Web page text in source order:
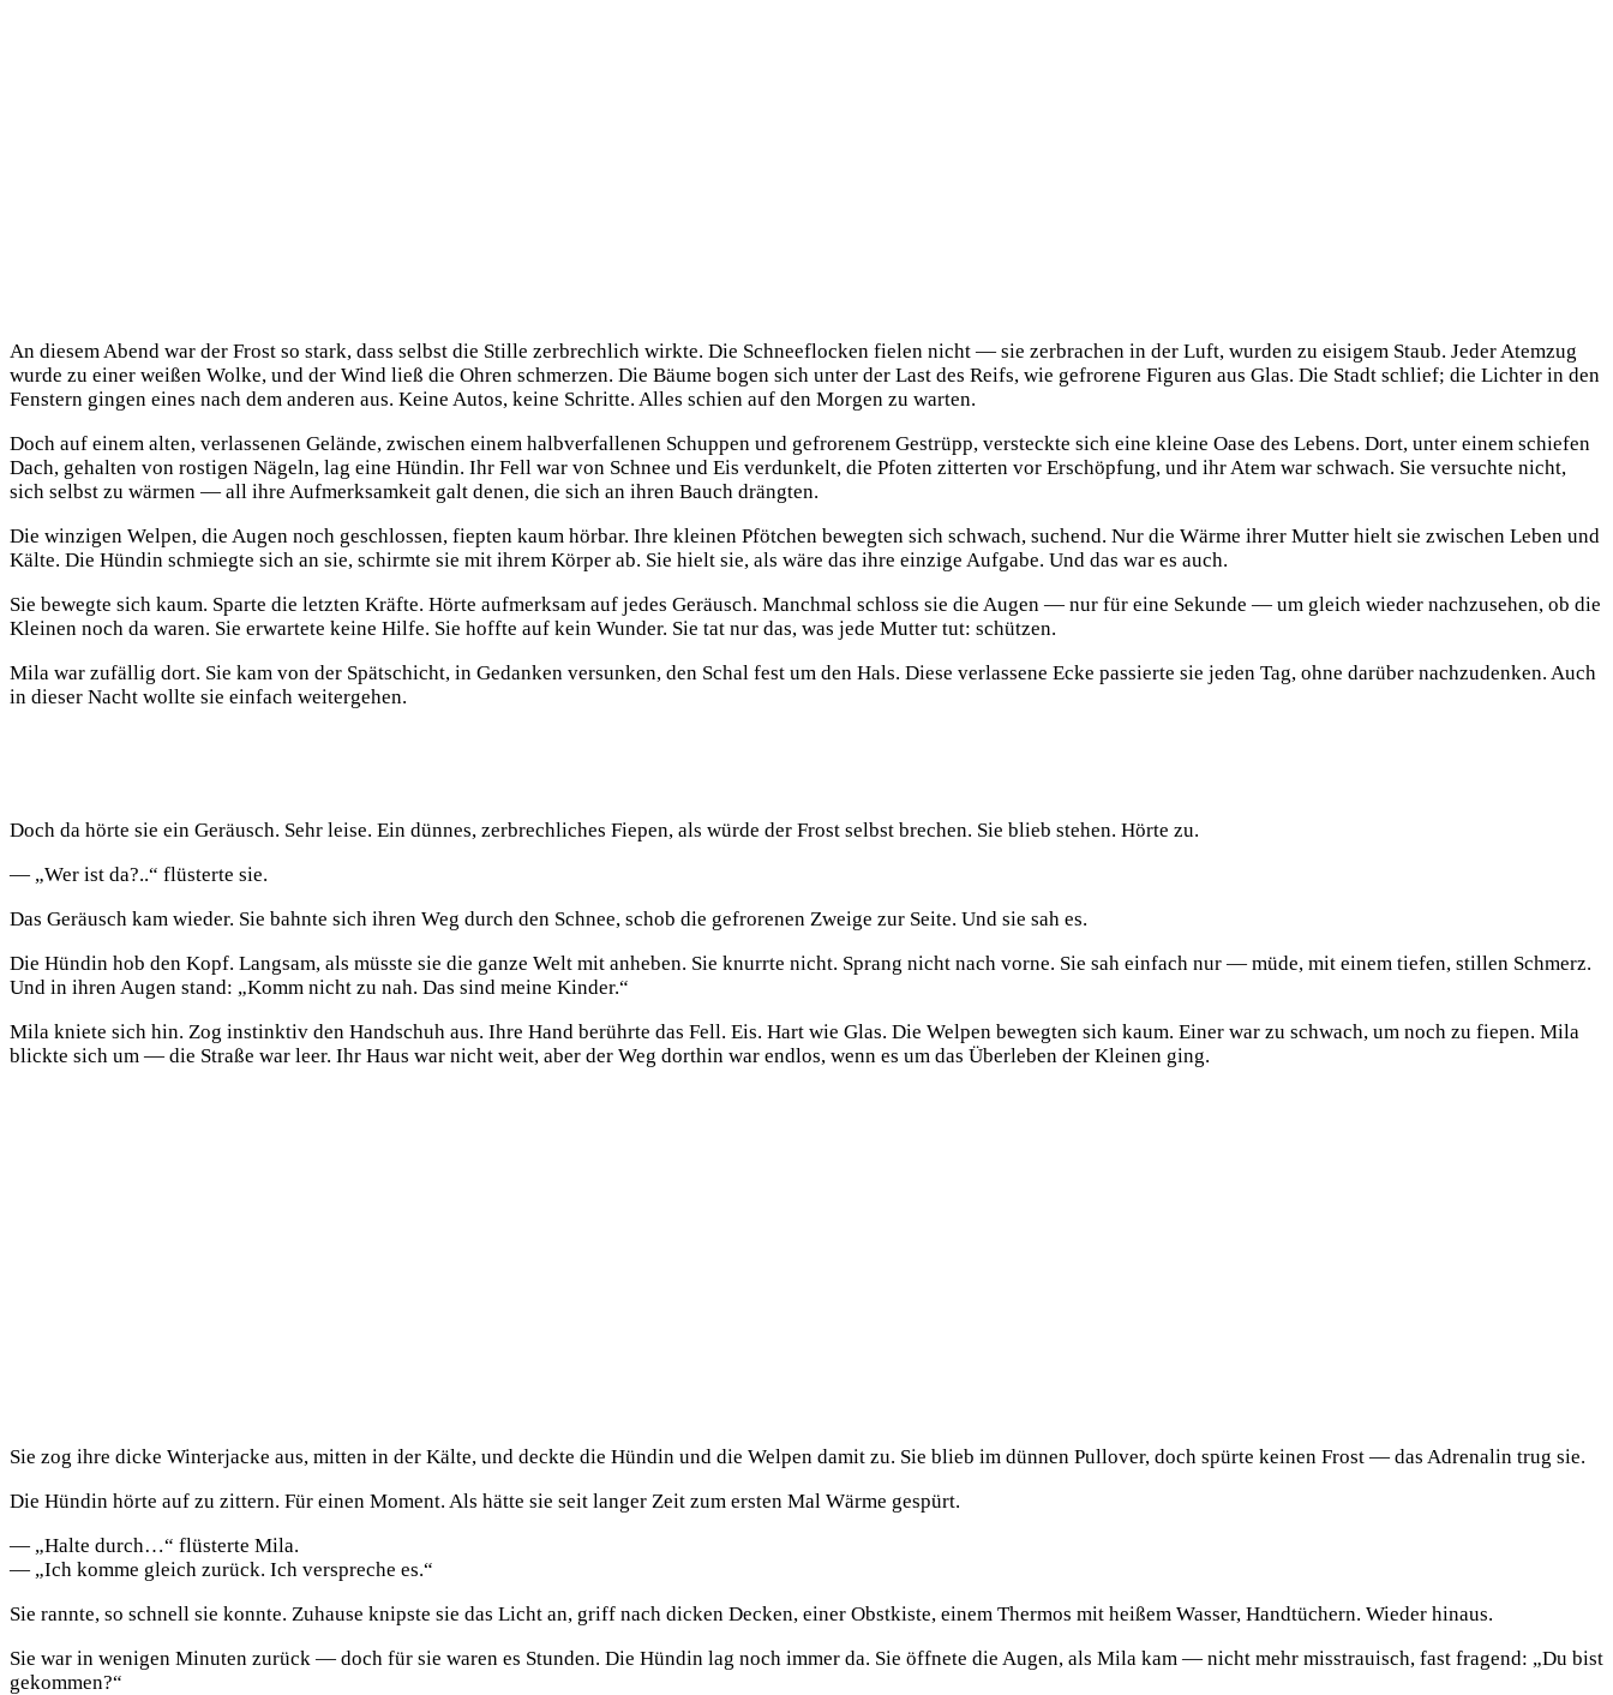
An diesem Abend war der Frost so stark, dass selbst die Stille zerbrechlich wirkte. Die Schneeflocken fielen nicht — sie zerbrachen in der Luft, wurden zu eisigem Staub. Jeder Atemzug
wurde zu einer weißen Wolke, und der Wind ließ die Ohren schmerzen. Die Bäume bogen sich unter der Last des Reifs, wie gefrorene Figuren aus Glas. Die Stadt schlief; die Lichter in den
Fenstern gingen eines nach dem anderen aus. Keine Autos, keine Schritte. Alles schien auf den Morgen zu warten.
Doch auf einem alten, verlassenen Gelände, zwischen einem halbverfallenen Schuppen und gefrorenem Gestrüpp, versteckte sich eine kleine Oase des Lebens. Dort, unter einem schiefen
Dach, gehalten von rostigen Nägeln, lag eine Hündin. Ihr Fell war von Schnee und Eis verdunkelt, die Pfoten zitterten vor Erschöpfung, und ihr Atem war schwach. Sie versuchte nicht,
sich selbst zu wärmen — all ihre Aufmerksamkeit galt denen, die sich an ihren Bauch drängten.
Die winzigen Welpen, die Augen noch geschlossen, fiepten kaum hörbar. Ihre kleinen Pfötchen bewegten sich schwach, suchend. Nur die Wärme ihrer Mutter hielt sie zwischen Leben und
Kälte. Die Hündin schmiegte sich an sie, schirmte sie mit ihrem Körper ab. Sie hielt sie, als wäre das ihre einzige Aufgabe. Und das war es auch.
Sie bewegte sich kaum. Sparte die letzten Kräfte. Hörte aufmerksam auf jedes Geräusch. Manchmal schloss sie die Augen — nur für eine Sekunde — um gleich wieder nachzusehen, ob die
Kleinen noch da waren. Sie erwartete keine Hilfe. Sie hoffte auf kein Wunder. Sie tat nur das, was jede Mutter tut: schützen.
Mila war zufällig dort. Sie kam von der Spätschicht, in Gedanken versunken, den Schal fest um den Hals. Diese verlassene Ecke passierte sie jeden Tag, ohne darüber nachzudenken. Auch
in dieser Nacht wollte sie einfach weitergehen.
Doch da hörte sie ein Geräusch. Sehr leise. Ein dünnes, zerbrechliches Fiepen, als würde der Frost selbst brechen. Sie blieb stehen. Hörte zu.
— „Wer ist da?..“ flüsterte sie.
Das Geräusch kam wieder. Sie bahnte sich ihren Weg durch den Schnee, schob die gefrorenen Zweige zur Seite. Und sie sah es.
Die Hündin hob den Kopf. Langsam, als müsste sie die ganze Welt mit anheben. Sie knurrte nicht. Sprang nicht nach vorne. Sie sah einfach nur — müde, mit einem tiefen, stillen Schmerz.
Und in ihren Augen stand: „Komm nicht zu nah. Das sind meine Kinder.“
Mila kniete sich hin. Zog instinktiv den Handschuh aus. Ihre Hand berührte das Fell. Eis. Hart wie Glas. Die Welpen bewegten sich kaum. Einer war zu schwach, um noch zu fiepen. Mila
blickte sich um — die Straße war leer. Ihr Haus war nicht weit, aber der Weg dorthin war endlos, wenn es um das Überleben der Kleinen ging.
Sie zog ihre dicke Winterjacke aus, mitten in der Kälte, und deckte die Hündin und die Welpen damit zu. Sie blieb im dünnen Pullover, doch spürte keinen Frost — das Adrenalin trug sie.
Die Hündin hörte auf zu zittern. Für einen Moment. Als hätte sie seit langer Zeit zum ersten Mal Wärme gespürt.
— „Halte durch…“ flüsterte Mila.
— „Ich komme gleich zurück. Ich verspreche es.“
Sie rannte, so schnell sie konnte. Zuhause knipste sie das Licht an, griff nach dicken Decken, einer Obstkiste, einem Thermos mit heißem Wasser, Handtüchern. Wieder hinaus.
Sie war in wenigen Minuten zurück — doch für sie waren es Stunden. Die Hündin lag noch immer da. Sie öffnete die Augen, als Mila kam — nicht mehr misstrauisch, fast fragend: „Du bist
gekommen?“